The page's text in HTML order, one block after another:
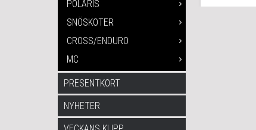
POLARIS
SNÖSKOTER
CROSS/ENDURO
MC
PRESENTKORT
NYHETER